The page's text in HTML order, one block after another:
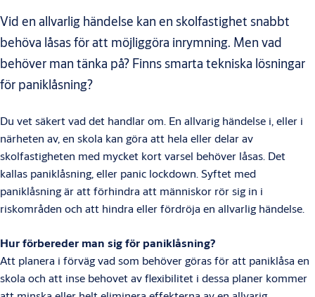
Vid en allvarlig händelse kan en skolfastighet snabbt
behöva låsas för att möjliggöra inrymning. Men vad
behöver man tänka på? Finns smarta tekniska lösningar
för paniklåsning?
Du vet säkert vad det handlar om. En allvarig händelse i, eller i
närheten av, en skola kan göra att hela eller delar av
skolfastigheten med mycket kort varsel behöver låsas. Det
kallas paniklåsning, eller panic lockdown. Syftet med
paniklåsning är att förhindra att människor rör sig in i
riskområden och att hindra eller fördröja en allvarlig händelse.
Hur förbereder man sig för paniklåsning?
Att planera i förväg vad som behöver göras för att paniklåsa en
skola och att inse behovet av flexibilitet i dessa planer kommer